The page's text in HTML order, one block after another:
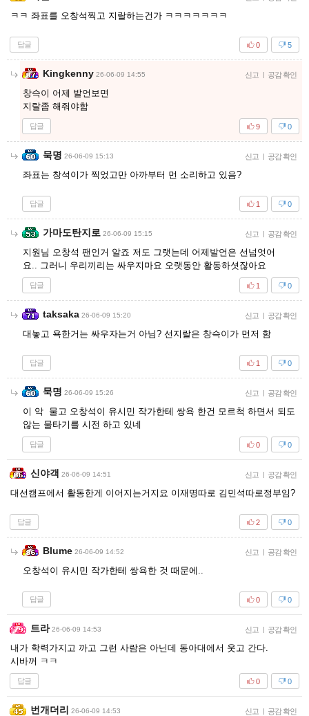
ㅋㅋ 좌표를 오창석찍고 지랄하는건가 ㅋㅋㅋㅋㅋㅋㅋ
답글 5
0
Kingkenny 26-06-09 14:55 신고 | 공감 확인
창슥이 어제 발언보면
지랄좀 해줘야함
답글 0
9
묵명 26-06-09 15:13 신고 | 공감 확인
좌표는 창석이가 찍었고만 아까부터 먼 소리하고 있음?
답글 0
1
가마도탄지로 26-06-09 15:15 신고 | 공감 확인
지원님 오창석 팬인거 알죠 저도 그랫는데 어제발언은 선넘엇어
요.. 그러니 우리끼리는 싸우지마요 오랫동안 활동하셧잖아요
답글 0
1
taksaka 26-06-09 15:20 신고 | 공감 확인
대놓고 욕한거는 싸우자는거 아님? 선지랄은 창슥이가 먼저 함
답글 0
1
묵명 26-06-09 15:26 신고 | 공감 확인
이 악 물고 오창석이 유시민 작가한테 쌍욕 한건 모르척 하면서 되도
않는 물타기를 시전 하고 있네
답글 0
0
신야객 26-06-09 14:51 신고 | 공감 확인
대선캠프에서 활동한게 이어지는거지요 이재명따로 김민석따로정부임?
답글 0
2
Blume 26-06-09 14:52 신고 | 공감 확인
오창석이 유시민 작가한테 쌍욕한 것 때문에..
답글 0
0
트라 26-06-09 14:53 신고 | 공감 확인
내가 학력가지고 까고 그런 사람은 아닌데 동아대에서 웃고 간다.
시바꺼 ㅋㅋ
답글 0
0
번개더리 26-06-09 14:53 신고 | 공감 확인